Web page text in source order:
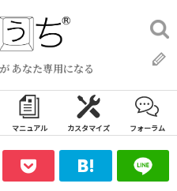
あなた専用になる
検
索:
マニュアル カスタマイズ フォーラム